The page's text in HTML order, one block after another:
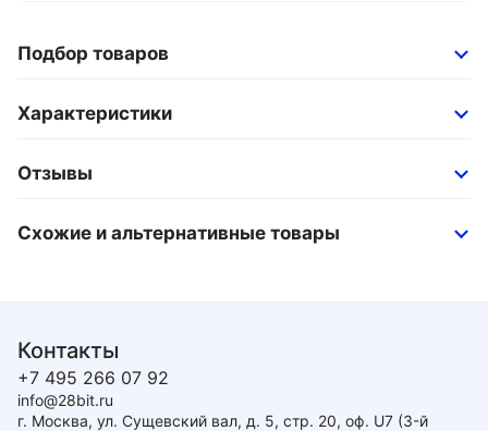
Подбор товаров
Характеристики
Отзывы
Схожие и альтернативные товары
Контакты
+7 495 266 07 92
info@28bit.ru
г. Москва, ул. Сущевский вал, д. 5, стр. 20, оф. U7 (3-й